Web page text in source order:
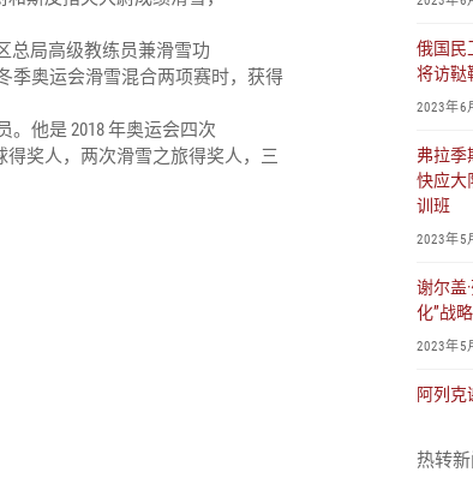
总局高级教练员兼滑雪功
季奥运会滑雪混合两项赛时，获得
。他是 2018 年奥运会四次
奖人，两次滑雪之旅得奖人，三
俄国民
将访鞑
2023年6
弗拉季
快应大
训班
2023年5
谢尔盖
化”战
2023年5
阿列克
2023年5
热转新